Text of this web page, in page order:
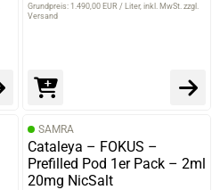
Grundpreis: 1.490,00 EUR / Liter inkl. MwSt. zzgl.
Versand
SAMRA
Cataleya – FOKUS –
Prefilled Pod 1er Pack – 2ml
20mg NicSalt